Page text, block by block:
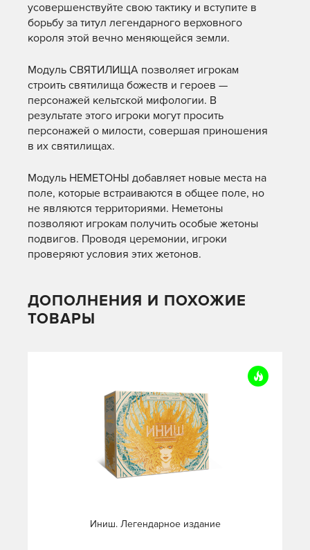
усовершенствуйте свою тактику и вступите в
борьбу за титул легендарного верховного
короля этой вечно меняющейся земли.
Модуль СВЯТИЛИЩА позволяет игрокам
строить святилища божеств и героев —
персонажей кельтской мифологии. В
результате этого игроки могут просить
персонажей о милости, совершая приношения
в их святилищах.
Модуль НЕМЕТОНЫ добавляет новые места на
поле, которые встраиваются в общее поле, но
не являются территориями. Неметоны
позволяют игрокам получить особые жетоны
подвигов. Проводя церемонии, игроки
проверяют условия этих жетонов.
ДОПОЛНЕНИЯ И ПОХОЖИЕ
ТОВАРЫ
Иниш. Легендарное издание